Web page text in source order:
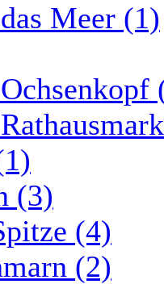
Meer (1)
(3)
(4)
(2)